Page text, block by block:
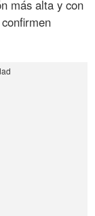
más alta y con